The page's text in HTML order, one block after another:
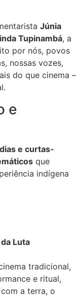
Júnia
Tupinambá, a
por nós, povos
nossas vozes,
do que cinema –
e
e curtas-
que
indígena
Luta
tradicional,
e ritual,
a terra, o